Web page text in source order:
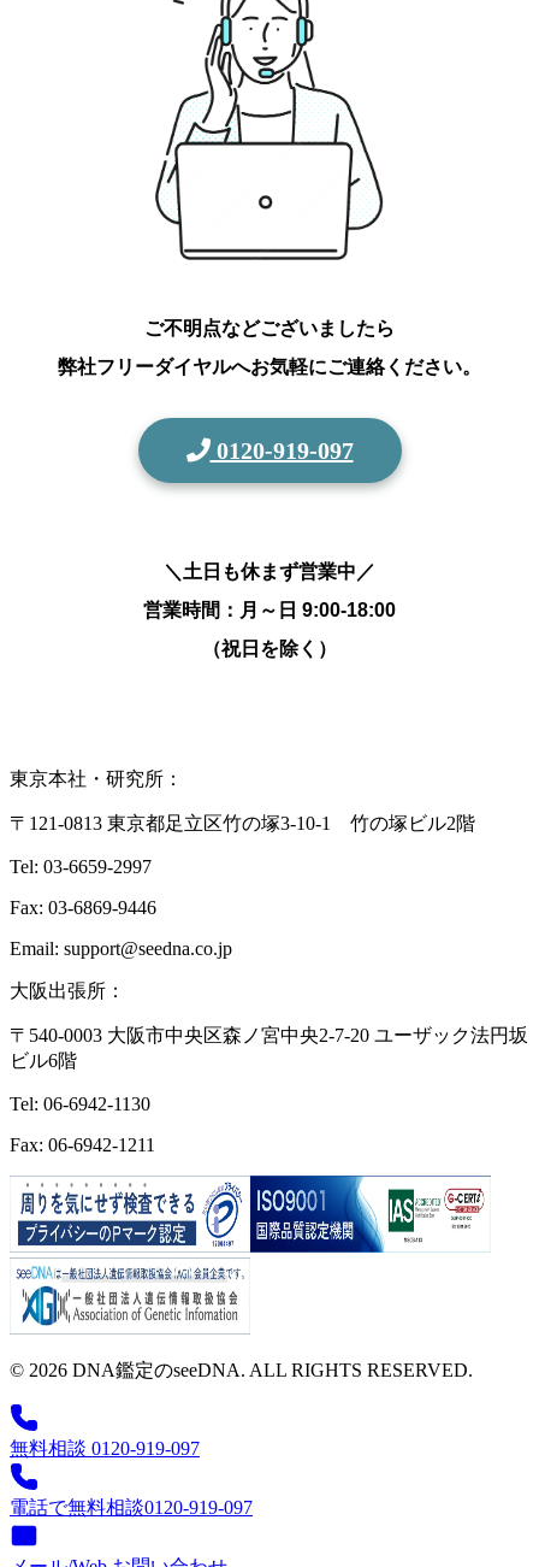
ご不明点などございましたら
弊社フリーダイヤルへお気軽にご連絡ください。
0120-919-097
＼土日も休まず営業中／
営業時間：月～日 9:00-18:00
（祝日を除く）
東京本社・研究所：
〒121-0813 東京都足立区竹の塚3-10-1 竹の塚ビル2階
Tel: 03-6659-2997
Fax: 03-6869-9446
Email: support@seedna.co.jp
大阪出張所：
〒540-0003 大阪市中央区森ノ宮中央2-7-20 ユーザック法円坂
ビル6階
Tel: 06-6942-1130
Fax: 06-6942-1211
© 2026 DNA鑑定のseeDNA. ALL RIGHTS RESERVED.
無料相談 0120-919-097
電話で無料相談0120-919-097